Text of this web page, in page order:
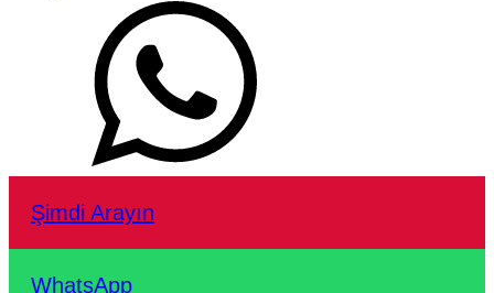
Şimdi Arayın
WhatsApp